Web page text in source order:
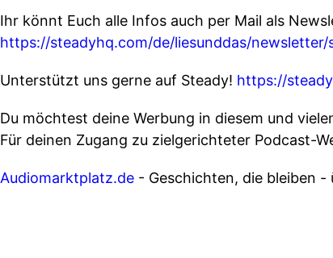
Ihr könnt Euch alle Infos auch per Mail als
https://steadyhq.com/de/liesunddas/newsletter/
Unterstützt uns gerne auf Steady! https://
Du möchtest deine Werbung in diesem und
Für deinen Zugang zu zielgerichteter Podcast-
Audiomarktplatz.de - Geschichten, die bleiben -